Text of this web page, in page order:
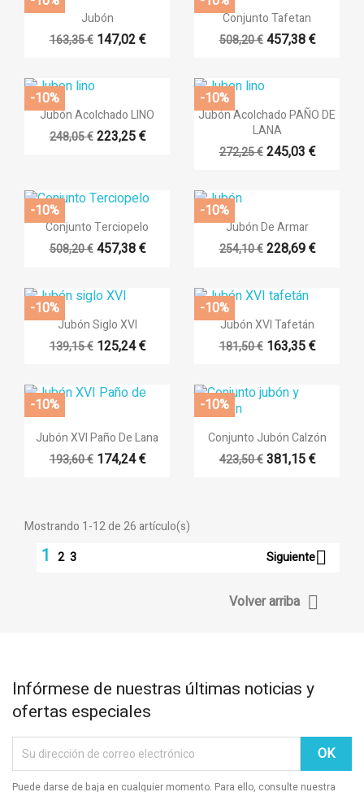
 Vista rápida
Jubón
163,35 € 147,02 €
 Vista rápida
Conjunto Tafetan
508,20 € 457,38 €
 Vista rápida
Jubón Acolchado LINO
248,05 € 223,25 €
-10%
 Vista rápida
Jubón Acolchado PAÑO DE
LANA
272,25 € 245,03 €
-10%
 Vista rápida
Conjunto Terciopelo
508,20 € 457,38 €
-10%
 Vista rápida
Jubón De Armar
254,10 € 228,69 €
-10%
 Vista rápida
Jubón Siglo XVI
139,15 € 125,24 €
-10%
 Vista rápida
Jubón XVI Tafetán
181,50 € 163,35 €
-10%
 Vista rápida
Jubón XVI Paño De Lana
193,60 € 174,24 €
-10%
 Vista rápida
Conjunto Jubón Calzón
423,50 € 381,15 €
-10%
Mostrando 1-12 de 26 artículo(s)
1 2 3 Siguiente
Volver arriba 
Infórmese de nuestras últimas noticias y
ofertas especiales
Puede darse de baja en cualquier momento. Para ello, consulte nuestra